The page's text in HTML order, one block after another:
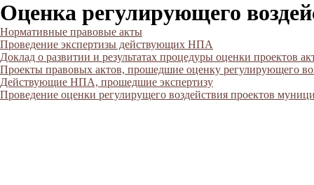
Оценка регулирующего
Нормативные правовые акты
Проведение экспертизы действующих НПА
Доклад о развитии и результатах процедуры оценки проектов
Проекты правовых актов, прошедшие оценку регулирующего
Действующие НПА, прошедшие экспертизу
Проведение оценки регулирущего воздействия проектов